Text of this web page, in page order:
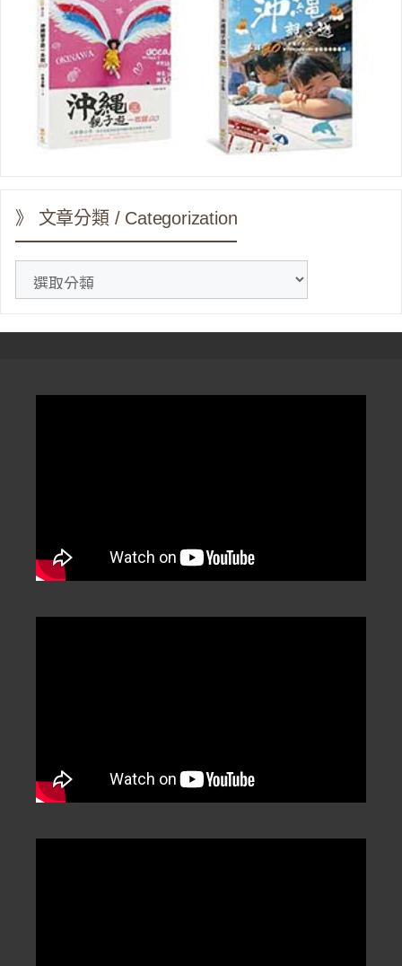
》 文章分類 / Categorization
分